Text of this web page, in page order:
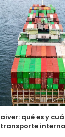
qué es y
transporte